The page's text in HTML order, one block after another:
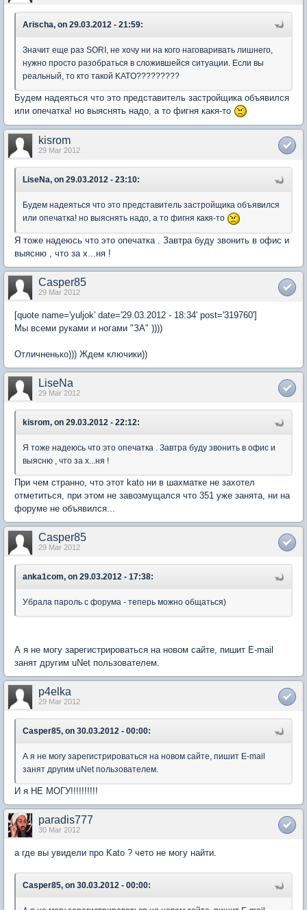
Arischa, on 29.03.2012 - 21:59:
Значит еще раз SORI, не хочу ни на кого наговаривать лишнего,
нужно просто разобраться в сложившейся ситуации. Если вы
реальный, то кто такой KATO?????????
Будем надеяться что это представитель застройщика объявился
или опечатка! но выяснять надо, а то фигня какя-то
kisrom
29 Mar 2012
LiseNa, on 29.03.2012 - 23:10:
Будем надеяться что это представитель застройщика объявился
или опечатка! но выяснять надо, а то фигня какя-то
Я тоже надеюсь что это опечатка . Завтра буду звонить в офис и
выясню , что за х...ня !
Casper85
29 Mar 2012
[quote name='yuljok' date='29.03.2012 - 18:34' post='319760']
Мы всеми руками и ногами "ЗА" ))))
Отличненько))) Ждем ключики))
LiseNa
29 Mar 2012
kisrom, on 29.03.2012 - 22:12:
Я тоже надеюсь что это опечатка . Завтра буду звонить в офис и
выясню , что за х...ня !
При чем странно, что этот kato ни в шахматке не захотел
отметиться, при этом не завозмущался что 351 уже занята, ни на
форуме не объявился...
Casper85
29 Mar 2012
anka1com, on 29.03.2012 - 17:38:
Убрала пароль с форума - теперь можно общаться)
А я не могу зарегистрироваться на новом сайте, пишит E-mail
занят другим uNet пользователем.
p4elka
29 Mar 2012
Casper85, on 30.03.2012 - 00:00:
А я не могу зарегистрироваться на новом сайте, пишит E-mail
занят другим uNet пользователем.
И я НЕ МОГУ!!!!!!!!!!
paradis777
30 Mar 2012
а где вы увидели про Kato ? чето не могу найти.
Casper85, on 30.03.2012 - 00:00: